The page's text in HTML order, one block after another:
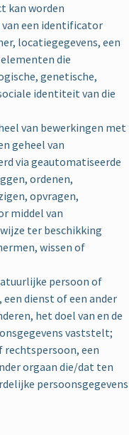
kan worden
van een identificator
locatiegegevens, een
die
genetische,
identiteit van die
van bewerkingen met
geheel van
via geautomatiseerde
ordenen,
opvragen,
middel van
ter beschikking
wissen of
persoon of
dienst of een ander
het doel van en de
vaststelt;
rechtspersoon, een
orgaan die/dat ten
persoonsgegevens